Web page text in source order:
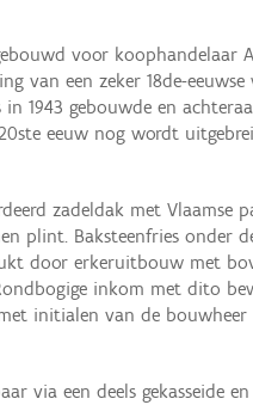
voor koophandelaar
van een zeker 18de-
1943 gebouwde en
eeuw nog wordt
zadeldak met Vlaamse
plint. Baksteenfries onder
door erkeruitbouw met
inkom met dito
initialen van de bouwheer
via een deels gekasseide